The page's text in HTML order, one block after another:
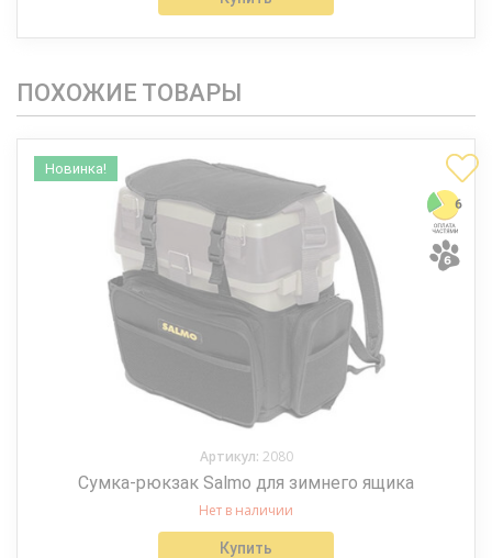
ПОХОЖИЕ ТОВАРЫ
Новинка!
Артикул: 2080
Сумка-рюкзак Salmo для зимнего ящика
Нет в наличии
Купить